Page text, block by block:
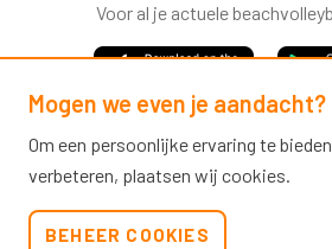
Voor al je actuele
Mogen we even je aandacht?
Om een persoonlijke ervaring te
verbeteren, plaatsen wij cookies.
BEHEER COOKIES